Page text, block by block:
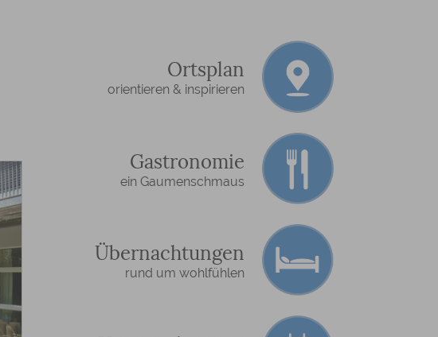
Ortsplan
orientieren & inspirieren
Gastronomie
ein Gaumenschmaus
Übernachtungen
rund um wohlfühlen